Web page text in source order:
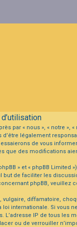
par « nous », « notre
légalement
de vous
que des modifications
» et « phpBB
but de faciliter les
phpBB, veuillez
diffamatoire,
loi internationale. Si
L’adresse IP de tous
ou de verrouiller